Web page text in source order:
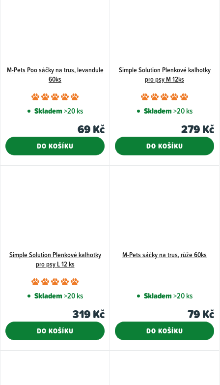
M-Pets Poo sáčky na trus, levandule
60ks
Průměrné
hodnocení
je
z
Skladem>20 ks
69 Kč
DO KOŠÍKU
Simple Solution Plenkové kalhotky
pro psy M 12ks
je
z
Skladem>20 ks
279 Kč
DO KOŠÍKU
Simple Solution Plenkové kalhotky
pro psy L 12 ks
Průměrné
hodnocení
je
z
Skladem>20 ks
319 Kč
DO KOŠÍKU
M-Pets sáčky na trus, růže 60ks
Skladem>20 ks
79 Kč
DO KOŠÍKU